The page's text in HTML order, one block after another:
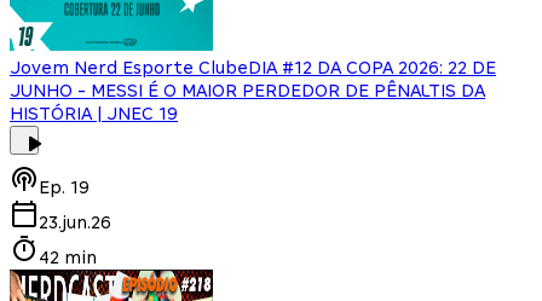
Jovem Nerd Esporte ClubeDIA #12 DA COPA 2026: 22 DE
JUNHO - MESSI É O MAIOR PERDEDOR DE PÊNALTIS DA
HISTÓRIA | JNEC 19
Ep. 19
23.jun.26
42 min